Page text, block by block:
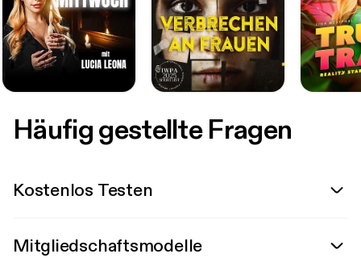
Häufig gestellte Fragen
Kostenlos Testen
Mitgliedschaftsmodelle